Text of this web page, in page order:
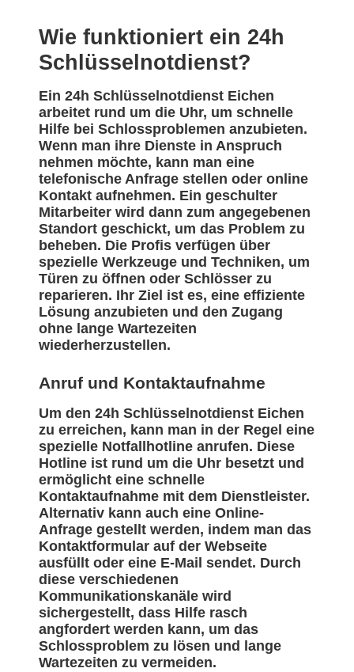
Wie funktioniert ein 24h
Schlüsselnotdienst?
Ein 24h Schlüsselnotdienst Eichen
arbeitet rund um die Uhr, um schnelle
Hilfe bei Schlossproblemen anzubieten.
Wenn man ihre Dienste in Anspruch
nehmen möchte, kann man eine
telefonische Anfrage stellen oder online
Kontakt aufnehmen. Ein geschulter
Mitarbeiter wird dann zum angegebenen
Standort geschickt, um das Problem zu
beheben. Die Profis verfügen über
spezielle Werkzeuge und Techniken, um
Türen zu öffnen oder Schlösser zu
reparieren. Ihr Ziel ist es, eine effiziente
Lösung anzubieten und den Zugang
ohne lange Wartezeiten
wiederherzustellen.
Anruf und Kontaktaufnahme
Um den 24h Schlüsselnotdienst Eichen
zu erreichen, kann man in der Regel eine
spezielle Notfallhotline anrufen. Diese
Hotline ist rund um die Uhr besetzt und
ermöglicht eine schnelle
Kontaktaufnahme mit dem Dienstleister.
Alternativ kann auch eine Online-
Anfrage gestellt werden, indem man das
Kontaktformular auf der Webseite
ausfüllt oder eine E-Mail sendet. Durch
diese verschiedenen
Kommunikationskanäle wird
sichergestellt, dass Hilfe rasch
angfordert werden kann, um das
Schlossproblem zu lösen und lange
Wartezeiten zu vermeiden.